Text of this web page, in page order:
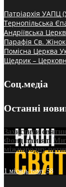
Патріархія УАПЦ
Тернопільська
Андріївська
Парафія Св.
Помісна Церква
Щедрик –
Соц.медіа
Останні
Захистити
Фонд пам’яті
міжнародну
1 місяць тому58